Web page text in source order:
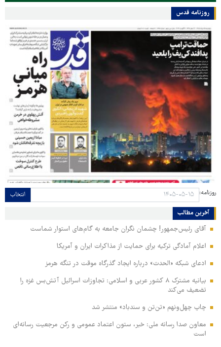
روزنامه قدس
روزنامه: انتخاب
آخرین مطالب
آقای رئیس‌جمهور! چشمان نگران جامعه به گام‌های استوار شماست
اعلام آمادگی ترکیه برای حمایت از مذاکرات ایران و آمریکا
ادعای شبکه «الحدث» درباره ایجاد گذرگاه موقت در تنگه هرمز
بیانیه مشترک ۸ کشور عربی و اسلامی: تجاوزات اسرائیل آتش‌بس غزه را
تضعیف می‌کند
چاپ چهل‌ونهم «تن‌تن و سندباد» منتشر شد
معاون صدا رسانه ملی: خبر، ستون اعتماد عمومی و رکن مرجعیت رسانه‌ای
است